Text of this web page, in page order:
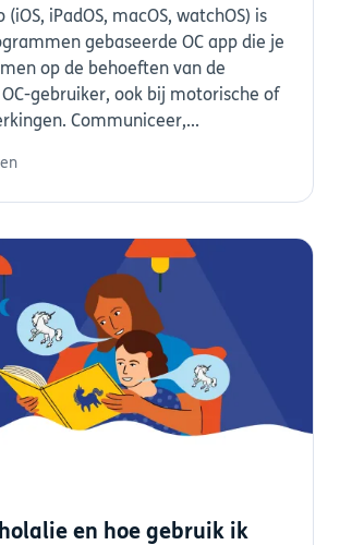
(iOS, iPadOS, macOS, watchOS) is
gebaseerde OC app die je
op de behoeften van de
gebruiker, ook bij motorische of
Communiceer,...
en hoe gebruik ik